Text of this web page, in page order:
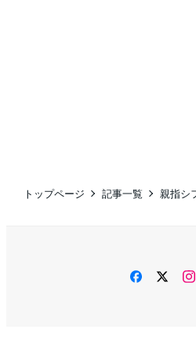
トップページ 記事一覧 親指シ
facebook